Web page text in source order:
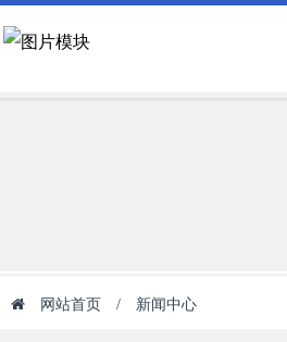
网站首页 / 新闻中心